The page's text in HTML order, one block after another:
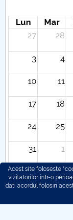
Lun Mar
27
28
3 4
10 11
17 18
24 25
31 1
Acest site foloseste
vizitatorilor intr-o
dati acordul folosiri